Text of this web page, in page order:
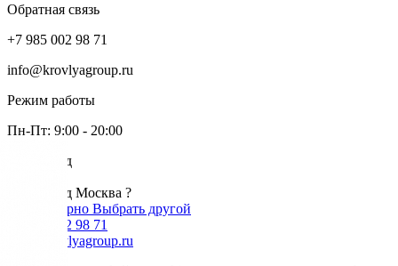
Обратная связь
+7 985 002 98 71
info@krovlyagroup.ru
Режим работы
Пн-Пт: 9:00 - 20:00
Ваш город
Ваш город Москва ?
Да, все верно Выбрать другой
+7 985 002 98 71
info@krovlyagroup.ru